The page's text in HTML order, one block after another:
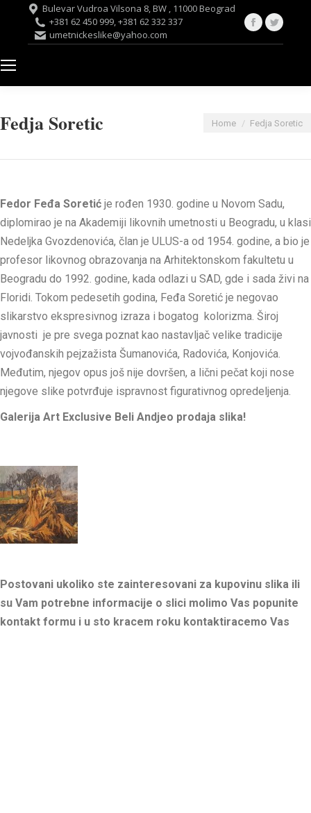
Bulevar Vudroa Vilsona 8, BW , 11000 Beograd
+381 62 450 999, +381 62 332 337
umetnickeslike@yahoo.com
Facebook
Fedja Soretic You are here:
Home Fedja Soretic
Fedor Feđa Soretić je rođen 1930. godine u Novom Sadu,
diplomirao je na Akademiji likovnih umetnosti u Beogradu, u klasi
Nedeljka Gvozdenovića, član je ULUS-a od 1954. godine, a bio je
profesor likovnog obrazovanja na Arhitektonskom fakultetu u
Beogradu do 1992. godine, kada odlazi u SAD, gde i sada živi na
Floridi. Tokom pedesetih godina, Feđa Soretić je negovao
slikarstvo ekspresivnog izraza i bogatog kolorizma. Široj
javnosti je pre svega poznat kao nastavljač velike tradicije
vojvođanskih pejzažista Šumanovića, Radovića, Konjovića.
Međutim, njegov opus još nije dovršen, a lični pečat koji nose
njegove slike potvrđuje ispravnost figurativnog opredeljenja.
Galerija Art Exclusive Beli Andjeo prodaja slika!
Postovani ukoliko ste zainteresovani za kupovinu slika ili
su Vam potrebne informacije o slici molimo Vas popunite
kontakt formu i u sto kracem roku kontaktiracemo Vas